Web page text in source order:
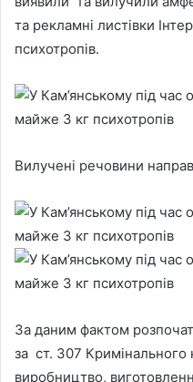
та рекламні листівки
психотропів.
Вилучені речовини
За даним фактом
за ст. 307 Кримінального
виробництво,